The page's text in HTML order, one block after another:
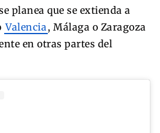
planea que se extienda a
Valencia , Málaga o Zaragoza
en otras partes del